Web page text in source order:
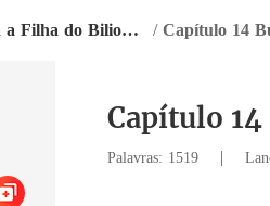
Uma Mãe para a Filha do Bilionário / Capítulo 14
Capítulo 14
Palavras: 1519 |